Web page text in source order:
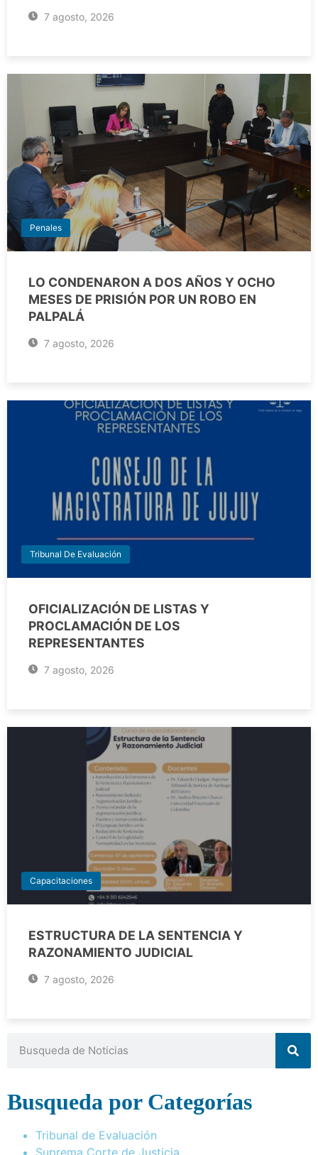
7 agosto, 2026
Penales
LO CONDENARON A DOS AÑOS Y OCHO
MESES DE PRISIÓN POR UN ROBO EN
PALPALÁ
7 agosto, 2026
Tribunal De Evaluación
OFICIALIZACIÓN DE LISTAS Y
PROCLAMACIÓN DE LOS
REPRESENTANTES
7 agosto, 2026
Capacitaciones
ESTRUCTURA DE LA SENTENCIA Y
RAZONAMIENTO JUDICIAL
7 agosto, 2026
Busqueda por Categorías
Tribunal de Evaluación
Suprema Corte de Justicia